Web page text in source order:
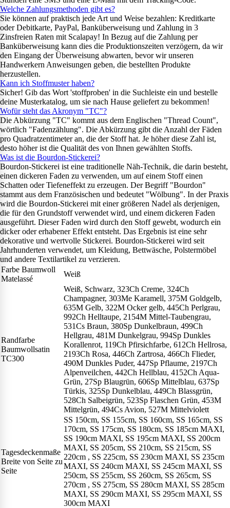
Welche Zahlungsmethoden gibt es?
Sie können auf praktisch jede Art und Weise bezahlen: Kreditkarte
oder Debitkarte, PayPal, Banküberweisung und Zahlung in 3
Zinsfreien Raten mit Scalapay! In Bezug auf die Zahlung per
Banküberweisung kann dies die Produktionszeiten verzögern, da wir
den Eingang der Überweisung abwarten, bevor wir unseren
Handwerkern Anweisungen geben, die bestellten Produkte
herzustellen.
Kann ich Stoffmuster haben?
Sicher! Gib das Wort 'stoffproben' in die Suchleiste ein und bestelle
deine Musterkatalog, um sie nach Hause geliefert zu bekommen!
Wofür steht das Akronym "TC"?
Die Abkürzung "TC" kommt aus dem Englischen "Thread Count",
wörtlich "Fadenzählung". Die Abkürzung gibt die Anzahl der Fäden
pro Quadratzentimeter an, die der Stoff hat. Je höher diese Zahl ist,
desto höher ist die Qualität des von Ihnen gewählten Stoffs.
Was ist die Bourdon-Stickerei?
Bourdon-Stickerei ist eine traditionelle Näh-Technik, die darin besteht,
einen dickeren Faden zu verwenden, um auf einem Stoff einen
Schatten oder Tiefeneffekt zu erzeugen. Der Begriff "Bourdon"
stammt aus dem Französischen und bedeutet "Wölbung". In der Praxis
wird die Bourdon-Stickerei mit einer größeren Nadel als derjenigen,
die für den Grundstoff verwendet wird, und einem dickeren Faden
ausgeführt. Dieser Faden wird durch den Stoff gewebt, wodurch ein
dicker oder erhabener Effekt entsteht. Das Ergebnis ist eine sehr
dekorative und wertvolle Stickerei. Bourdon-Stickerei wird seit
Jahrhunderten verwendet, um Kleidung, Bettwäsche, Polstermöbel
und andere Textilartikel zu verzieren.
Farbe Baumwoll
Matelassé
Weiß
Randfarbe
Baumwollsatin
TC300
Weiß, Schwarz, 323Ch Creme, 324Ch
Champagner, 303Me Karamell, 375M Goldgelb,
635M Gelb, 322M Ocker gelb, 445Ch Perlgrau,
992Ch Helltaupe, 2154M Mittel-Taubengrau,
531Cs Braun, 380Sp Dunkelbraun, 499Ch
Hellgrau, 481M Dunkelgrau, 994Sp Dunkles
Korallenrot, 119Ch Pfirsichfarbe, 612Ch Hellrosa,
2193Ch Rosa, 446Ch Zartrosa, 466Ch Flieder,
490M Dunkles Puder, 447Sp Pflaume, 2197Ch
Alpenveilchen, 442Ch Hellblau, 4152Ch Aqua-
Grün, 27Sp Blaugrün, 606Sp Mittelblau, 637Sp
Türkis, 325Sp Dunkelblau, 449Ch Blassgrün,
528Ch Salbeigrün, 523Sp Flaschen Grün, 453M
Mittelgrün, 494Cs Avion, 527M Mittelviolett
Tagesdeckenmaße
Breite von Seite zu
Seite
SS 150cm, SS 155cm, SS 160cm, SS 165cm, SS
170cm, SS 175cm, SS 180cm, SS 185cm MAXI,
SS 190cm MAXI, SS 195cm MAXI, SS 200cm
MAXI, SS 205cm, SS 210cm, SS 215cm, SS
220cm , SS 225cm, SS 230cm MAXI, SS 235cm
MAXI, SS 240cm MAXI, SS 245cm MAXI, SS
250cm, SS 255cm, SS 260cm, SS 265cm, SS
270cm , SS 275cm, SS 280cm MAXI, SS 285cm
MAXI, SS 290cm MAXI, SS 295cm MAXI, SS
300cm MAXI